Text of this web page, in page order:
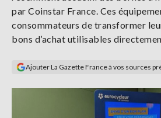
Se
connecter
par Coinstar France. Ces
consommateurs de transformer
bons d’achat utilisables
Ajouter La Gazette France à vos sources